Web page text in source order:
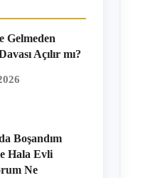
Gelmeden
Açılır mı?
Boşandım
Hala Evli
Ne